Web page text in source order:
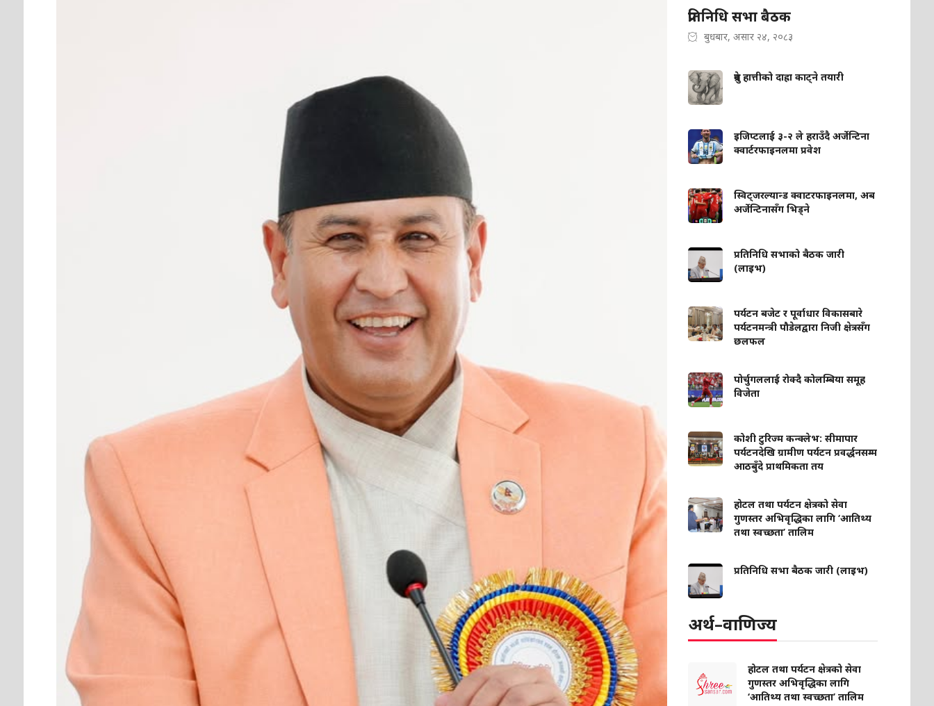
प्रतिनिधि सभा बैठक
बुधबार, असार २४, २०८३
ध्रुवे हात्तीको दाह्रा काट्ने तयारी
इजिप्टलाई ३-२ ले हराउँदै अर्जेन्टिना
क्वार्टरफाइनलमा प्रवेश
स्विट्जरल्यान्ड क्वाटरफाइनलमा, अब
अर्जेन्टिनासँग भिड्ने
प्रतिनिधि सभाको बैठक जारी
(लाइभ)
पर्यटन बजेट र पूर्वाधार विकासबारे
पर्यटनमन्त्री पौडेलद्वारा निजी क्षेत्रसँग
छलफल
पोर्चुगललाई रोक्दै कोलम्बिया समूह
विजेता
कोशी टुरिज्म कन्क्लेभ: सीमापार
पर्यटनदेखि ग्रामीण पर्यटन प्रवर्द्धनसम्म
आठबुँदे प्राथमिकता तय
होटल तथा पर्यटन क्षेत्रको सेवा
गुणस्तर अभिवृद्धिका लागि ‘आतिथ्य
तथा स्वच्छता’ तालिम
प्रतिनिधि सभा बैठक जारी (लाइभ)
अर्थ–वाणिज्य
होटल तथा पर्यटन क्षेत्रको सेवा
गुणस्तर अभिवृद्धिका लागि
‘आतिथ्य तथा स्वच्छता’ तालिम